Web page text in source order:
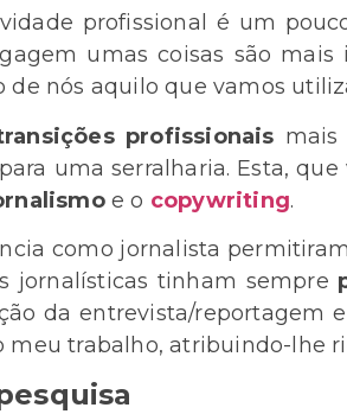
profissional é um
umas coisas são
de nós aquilo que vamos
profissionais mais
uma serralharia. Esta,
e o copywriting.
como jornalista
jornalísticas tinham sempre
da entrevista/reportagem
meu trabalho, atribuindo-lhe